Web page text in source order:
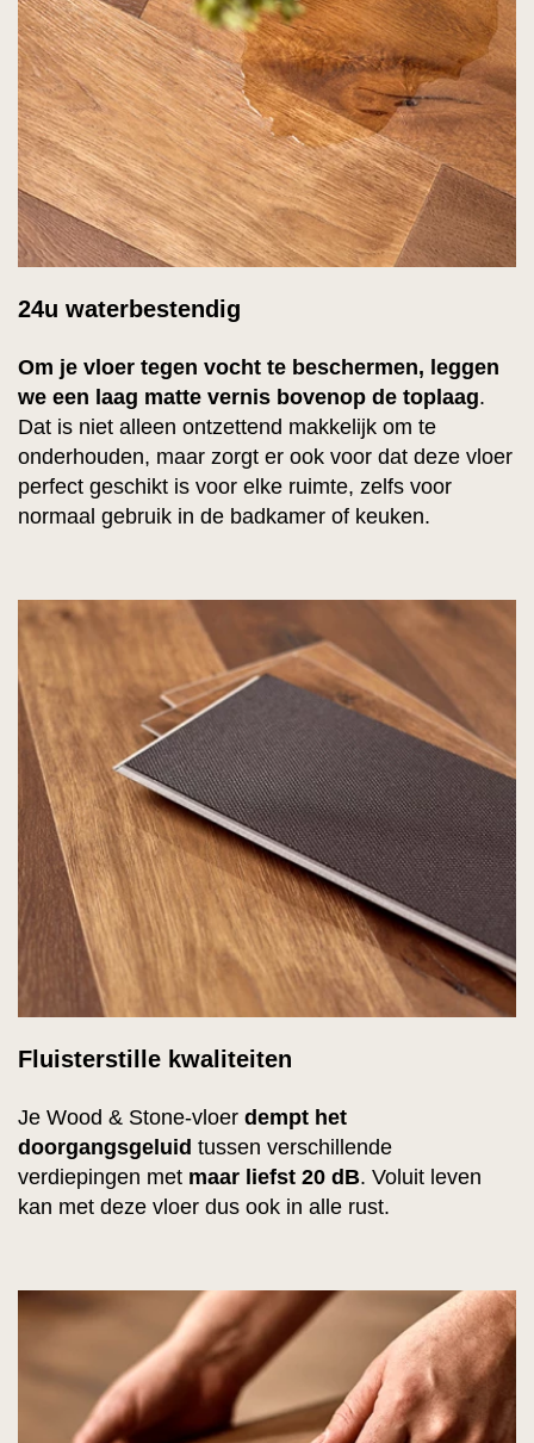
24u waterbestendig
Om je vloer tegen vocht te beschermen, leggen
we een laag matte vernis bovenop de toplaag.
Dat is niet alleen ontzettend makkelijk om te
onderhouden, maar zorgt er ook voor dat deze vloer
perfect geschikt is voor elke ruimte, zelfs voor
normaal gebruik in de badkamer of keuken.
Fluisterstille kwaliteiten
Je Wood & Stone-vloer dempt het
doorgangsgeluid tussen verschillende
verdiepingen met maar liefst 20 dB. Voluit leven
kan met deze vloer dus ook in alle rust.